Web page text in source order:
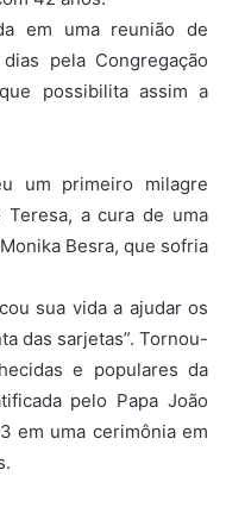
em uma reunião de
pela Congregação
possibilita assim a
um primeiro milagre
a cura de uma
Besra, que sofria
sua vida a ajudar os
das sarjetas”. Tornou-
e populares da
pelo Papa João
em uma cerimônia em